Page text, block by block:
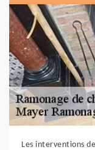
Les interventions